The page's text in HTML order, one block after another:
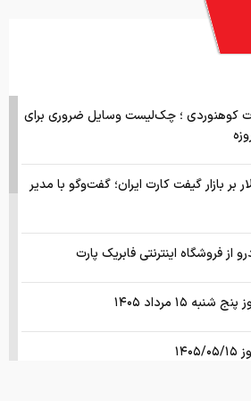
کوهنوردی ؛ چک‌لیست وسایل ضروری برای
بر بازار گیفت کارت ایران؛ گفت‌وگو با مدیر
از فروشگاه اینترنتی فابریک پارت
۱۵ مرداد ۱۴۰۵